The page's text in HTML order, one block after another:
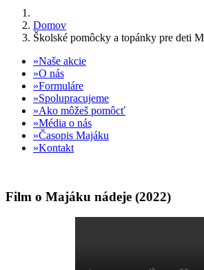
Domov
Školské pomôcky a topánky pre deti
Naše akcie
O nás
Formuláre
Spolupracujeme
Ako môžeš pomôcť
Média o nás
Časopis Majáku
Kontakt
Film o Majáku nádeje (2022)